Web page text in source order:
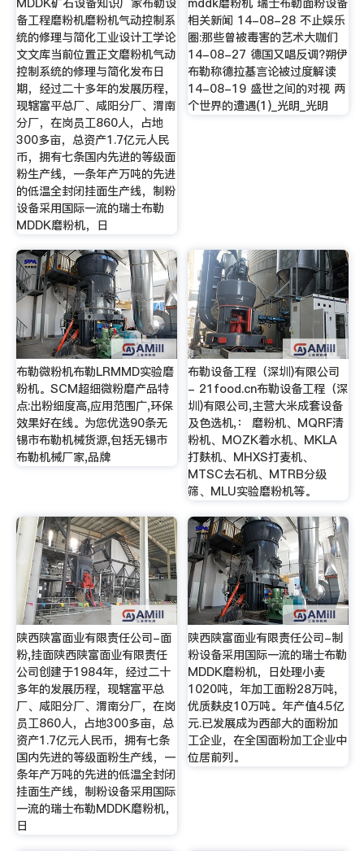
备工程磨粉机磨粉机气动控制系
统的修理与简化工业设计工学论
文文库当前位置正文磨粉机气动
控制系统的修理与简化发布日
期，经过二十多年的发展历程，
现辖富平总厂、咸阳分厂、渭南
分厂，在岗员工860人，占地
300多亩，总资产1.7亿元人民
币，拥有七条国内先进的等级面
粉生产线，一条年产万吨的先进
的低温全封闭挂面生产线，制粉
设备采用国际一流的瑞士布勒
MDDK磨粉机，日
相关新闻 14-08-28 不止娱乐
圈:那些曾被毒害的艺术大咖们
14-08-27 德国又唱反调?朔伊
布勒称德拉基言论被过度解读
14-08-19 盛世之间的对视 两
个世界的遭遇(1)_光明_光明
布勒微粉机布勒LRMMD实验磨
粉机。SCM超细微粉磨产品特
点:出粉细度高,应用范围广,环保
效果好在线。为您优选90条无
锡市布勒机械货源,包括无锡市
布勒机械厂家,品牌
布勒设备工程（深圳)有限公司
- 21food.cn布勒设备工程（深
圳)有限公司,主营大米成套设备
及色选机,： 磨粉机、MQRF清
粉机、MOZK着水机、MKLA
打麸机、MHXS打麦机、
MTSC去石机、MTRB分级
筛、MLU实验磨粉机等。
陕西陕富面业有限责任公司-面
粉,挂面陕西陕富面业有限责任
公司创建于1984年，经过二十
多年的发展历程，现辖富平总
厂、咸阳分厂、渭南分厂，在岗
员工860人，占地300多亩，总
资产1.7亿元人民币，拥有七条
国内先进的等级面粉生产线，一
条年产万吨的先进的低温全封闭
挂面生产线，制粉设备采用国际
一流的瑞士布勒MDDK磨粉机，
日
陕西陕富面业有限责任公司-制
粉设备采用国际一流的瑞士布勒
MDDK磨粉机，日处理小麦
1020吨，年加工面粉28万吨,
优质麸皮10万吨。年产值4.5亿
元.已发展成为西部大的面粉加
工企业，在全国面粉加工企业中
位居前列。